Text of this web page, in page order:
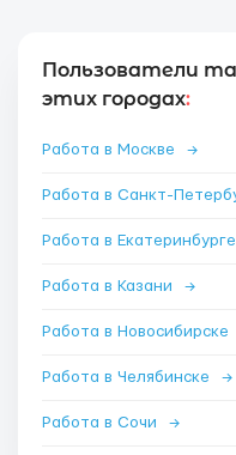
Пользователи
этих городах:
Работа в Москве →
Работа в Санкт-
Работа в Екатеринбурге
Работа в Казани →
Работа в Новосибирске
Работа в Челябинске →
Работа в Сочи →